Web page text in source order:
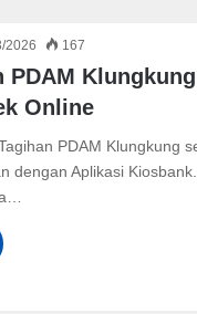
2026 167
PDAM
Online
PDAM Klungkung
dengan Aplikasi